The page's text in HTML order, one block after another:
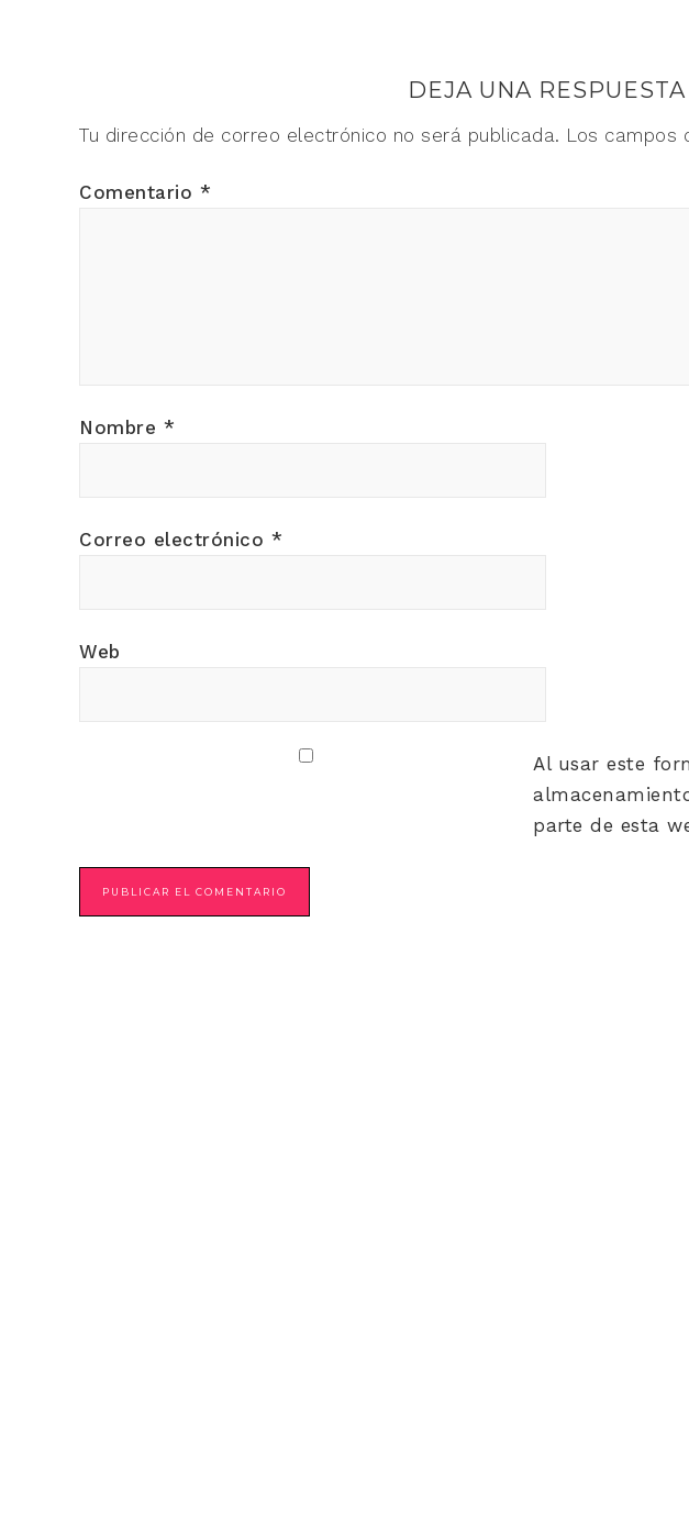
DEJA UNA RESPUESTA
Tu dirección de correo electrónico no será publicada. Los campos
Comentario *
Nombre *
Correo electrónico *
Web
Al usar este
parte de esta